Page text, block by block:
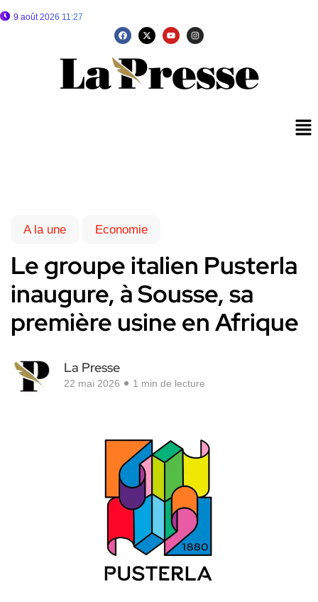
9 août 2026 11:27
A la une Economie
Le groupe italien Pusterla
inaugure, à Sousse, sa
première usine en Afrique
La Presse
22 mai 2026 1 min de lecture